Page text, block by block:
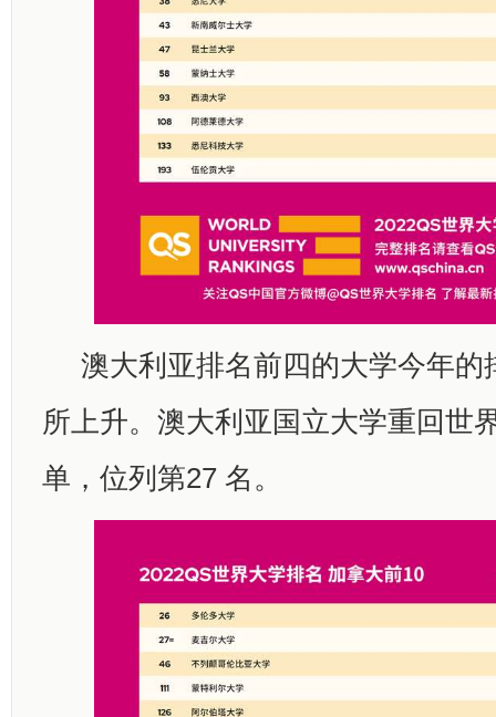
澳大利亚排名前四的大学今年的
所上升。澳大利亚国立大学重回世
单，位列第27 名。